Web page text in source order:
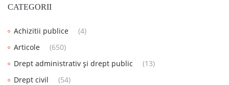
CATEGORII
Achizitii publice
(4)
Articole
(650)
Drept administrativ și drept public
(13)
Drept civil
(54)